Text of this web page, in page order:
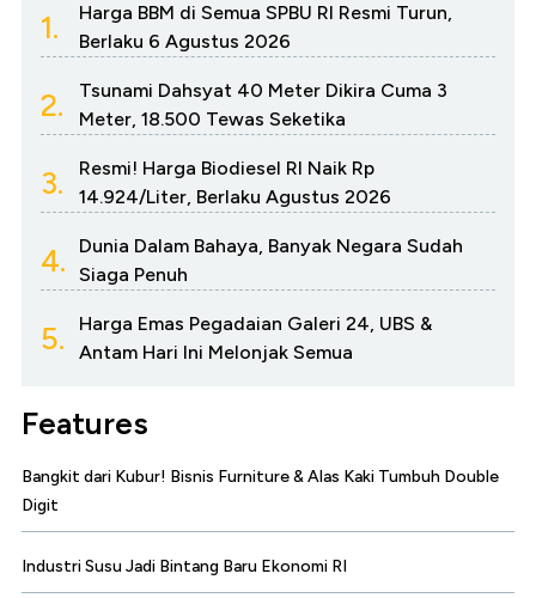
1.
Harga BBM di Semua SPBU RI Resmi Turun,
Berlaku 6 Agustus 2026
2.
Tsunami Dahsyat 40 Meter Dikira Cuma 3
Meter, 18.500 Tewas Seketika
3.
Resmi! Harga Biodiesel RI Naik Rp
14.924/Liter, Berlaku Agustus 2026
4.
Dunia Dalam Bahaya, Banyak Negara Sudah
Siaga Penuh
5.
Harga Emas Pegadaian Galeri 24, UBS &
Antam Hari Ini Melonjak Semua
Features
Bangkit dari Kubur! Bisnis Furniture & Alas Kaki Tumbuh Double
Digit
Industri Susu Jadi Bintang Baru Ekonomi RI